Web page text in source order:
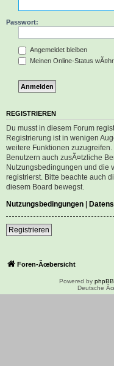
Passwort:
Angemeldet bleiben
Meinen Online-Status
REGISTRIEREN
Du musst in diesem Forum
Registrierung ist in wenigen
weitere Funktionen
Benutzern auch zusÃ¤tzliche
Nutzungsbedingungen und die
registrierst. Bitte beachte auch
diesem Board bewegst.
Nutzungsbedingungen |
Registrieren
Foren-Ãœbersicht
Powered by phpBB
Deutsche